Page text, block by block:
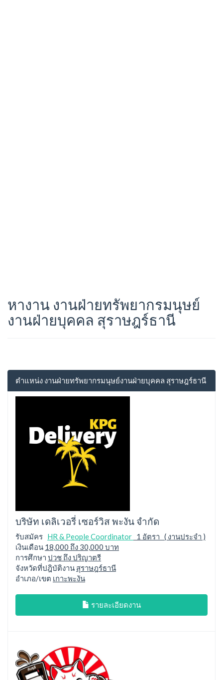
หางาน งานฝ่ายทรัพยากรมนุษย์
งานฝ่ายบุคคล สุราษฎร์ธานี
ตำแหน่ง งานฝ่ายทรัพยากรมนุษย์งานฝ่ายบุคคล สุราษฎร์ธานี
บริษัท เดลิเวอรี่ เซอร์วิส พะงัน จำกัด
รับสมัคร HR & People Coordinator 1 อัตรา ( งานประจำ )
เงินเดือน 18,000 ถึง 30,000 บาท
การศึกษา ปวช ถึง ปริญาตรี
จังหวัดที่ปฎิบัติงาน สุราษฎร์ธานี
อำเภอ/เขต เกาะพะงัน
รายละเอียดงาน